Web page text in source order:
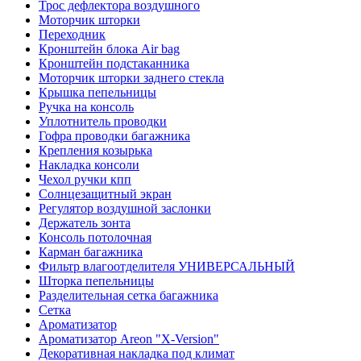
Трос дефлектора воздушного
Моторчик шторки
Переходник
Кронштейн блока Air bag
Кронштейн подстаканника
Моторчик шторки заднего стекла
Крышка пепельницы
Ручка на консоль
Уплотнитель проводки
Гофра проводки багажника
Крепления козырька
Накладка консоли
Чехол ручки кпп
Солнцезащитный экран
Регулятор воздушной заслонки
Держатель зонта
Консоль потолочная
Карман багажника
Фильтр влагоотделителя УНИВЕРСАЛЬНЫЙ
Шторка пепельницы
Разделительная сетка багажника
Сетка
Ароматизатор
Ароматизатор Areon "X-Version"
Декоративная накладка под климат